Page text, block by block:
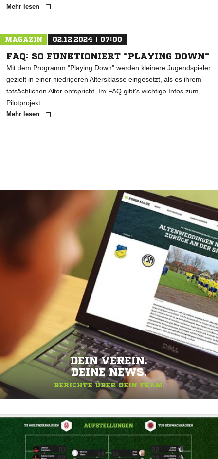
Mehr lesen
MAGAZIN 02.12.2024 | 07:00
FAQ: SO FUNKTIONIERT "PLAYING DOWN"
Mit dem Programm "Playing Down" werden kleinere Jugendspieler
gezielt in einer niedrigeren Altersklasse eingesetzt, als es ihrem
tatsächlichen Alter entspricht. Im FAQ gibt's wichtige Infos zum
Pilotprojekt.
Mehr lesen
DEIN VEREIN.
DEINE NEWS.
BERICHTE ÜBER DEIN TEAM.